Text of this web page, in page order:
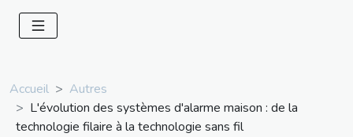
Accueil
Autres
L'évolution des systèmes d'alarme maison : de la
technologie filaire à la technologie sans fil